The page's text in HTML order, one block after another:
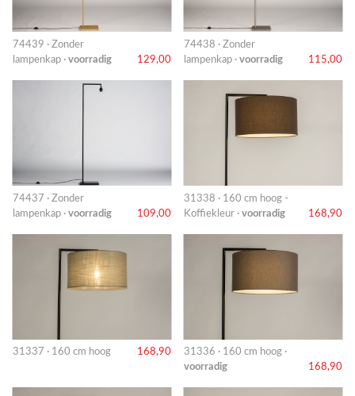
74439 · Zonder
lampenkap · voorradig 129,00
74438 · Zonder
lampenkap · voorradig 115,00
74437 · Zonder
lampenkap · voorradig 109,00
31338 · 160 cm hoog -
Koffiekleur · voorradig 168,90
31337 · 160 cm hoog 168,90
31336 · 160 cm hoog ·
voorradig
168,90